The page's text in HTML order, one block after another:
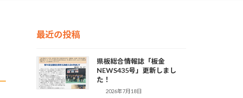
最近の投稿
県板総合情報誌「板金
NEWS435号」更新しまし
た！
2026年7月18日